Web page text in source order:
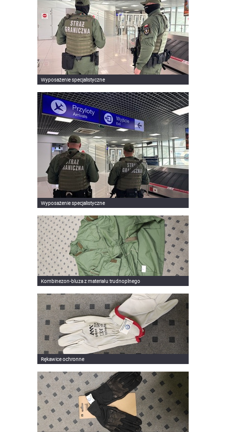
Wyposażenie specjalistyczne
Wyposażenie specjalistyczne
Kombinezon-bluza z materiału trudnoplnego
Rękawice ochronne